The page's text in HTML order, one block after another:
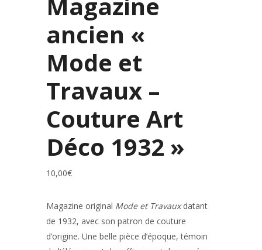
ancien «
Mode et
Travaux –
Couture Art
Déco 1932 »
10,00€
Magazine original Mode et Travauxdatant
de 1932, avec son patron de couture
d’origine. Une belle pièce d’époque, témoin